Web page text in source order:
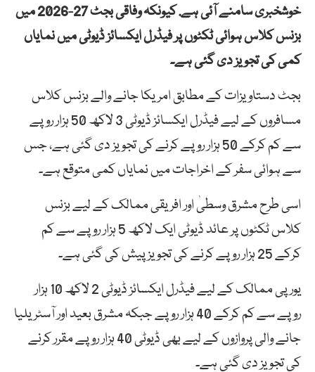
خوشخبری سامنے آئی ہے. کیونکہ وفاقی بجٹ 27-2026 میں
بزنس کلاس ہوائی ٹکٹوں پر فیڈرل ایکسائز ڈیوٹی میں نمایاں
کمی کی تجویز دی گئی ہے۔
بجٹ دستاویزات کے مطابق امریکا جانے والے بزنس کلاس
مسافروں کے لیے فیڈرل ایکسائز ڈیوٹی 3 لاکھ 50 ہزار روپے
سے کم کرکے 50 ہزار روپے کرنے کی تجویز دی گئی ہے، جس
سے ہوائی سفر کے اخراجات میں نمایاں کمی متوقع ہے۔
اسی طرح مشرق وسطیٰ اور افریقی ممالک کے لیے بزنس
کلاس ٹکٹوں پر عائد ڈیوٹی ایک لاکھ 5 ہزار روپے سے کم
کرکے 25 ہزار روپے کرنے کی تجویز پیش کی گئی ہے۔
یورپی ممالک کے لیے فیڈرل ایکسائز ڈیوٹی 2 لاکھ 10 ہزار
روپے سے کم کرکے 40 ہزار روپے جبکہ مشرق بعید اور آسٹریلیا
جانے والی پروازوں کے لیے بھی ڈیوٹی 40 ہزار روپے مقرر کرنے
کی تجویز دی گئی ہے۔